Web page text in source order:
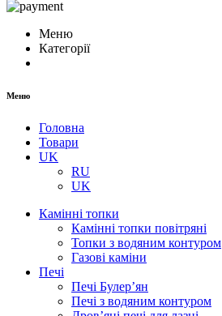
Меню
Категорії
Меню
Головна
Товари
UK
RU
UK
Камінні топки
Камінні топки повітряні
Топки з водяним контуром
Газові каміни
Печі
Печі Булер’ян
Печі з водяним контуром